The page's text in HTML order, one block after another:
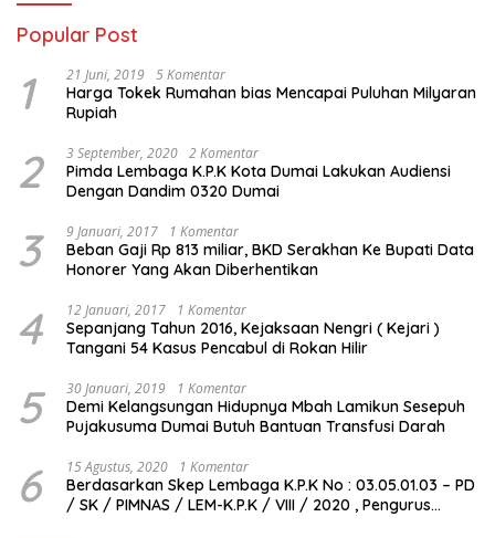
Popular Post
1 21 Juni, 2019 5 Komentar
Harga Tokek Rumahan bias Mencapai Puluhan Milyaran
Rupiah
2 3 September, 2020 2 Komentar
Pimda Lembaga K.P.K Kota Dumai Lakukan Audiensi
Dengan Dandim 0320 Dumai
3 9 Januari, 2017 1 Komentar
Beban Gaji Rp 813 miliar, BKD Serakhan Ke Bupati Data
Honorer Yang Akan Diberhentikan
4 12 Januari, 2017 1 Komentar
Sepanjang Tahun 2016, Kejaksaan Nengri ( Kejari )
Tangani 54 Kasus Pencabul di Rokan Hilir
5 30 Januari, 2019 1 Komentar
Demi Kelangsungan Hidupnya Mbah Lamikun Sesepuh
Pujakusuma Dumai Butuh Bantuan Transfusi Darah
6 15 Agustus, 2020 1 Komentar
Berdasarkan Skep Lembaga K.P.K No : 03.05.01.03 – PD
/ SK / PIMNAS / LEM-K.P.K / VIII / 2020 , Pengurus